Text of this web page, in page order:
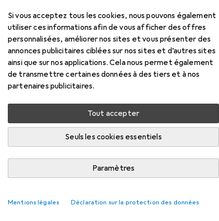
Si vous acceptez tous les cookies, nous pouvons également
utiliser ces informations afin de vous afficher des offres
personnalisées, améliorer nos sites et vous présenter des
annonces publicitaires ciblées sur nos sites et d’autres sites
ainsi que sur nos applications. Cela nous permet également
de transmettre certaines données à des tiers et à nos
partenaires publicitaires.
Tout accepter
Seuls les cookies essentiels
Paramètres
Mentions légales Déclaration sur la protection des données
Ici, vous trouverez des accessoires compatibles avec le
produit Lenco SCD-331 des catégories Batteries + piles
et Câble d'enceinte.
Populaire Batteries + Piles
Liste des produits
Batteries + piles